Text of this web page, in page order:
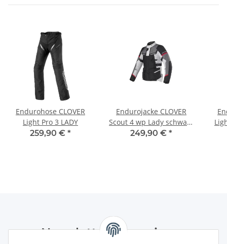
Endurohose CLOVER
Light Pro 3 LADY
259,90 € *
Endurojacke CLOVER
Scout 4 wp Lady schwarz
grau
249,90 € *
Newsletter Abonnieren